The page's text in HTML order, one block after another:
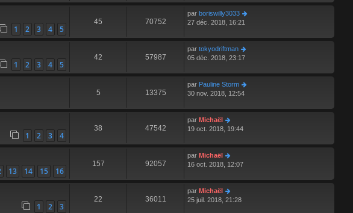
1 2 3 4 5
45 70752
par boriswilly3033
27 déc. 2018, 16:21
1 2 3 4 5
42 57987
par tokyodriftman
05 déc. 2018, 23:17
5 13375
par Pauline Storm
30 nov. 2018, 12:54
1 2 3 4
38 47542
par Michaël
19 oct. 2018, 19:44
13 14 15 16
157 92057
par Michaël
16 oct. 2018, 12:07
1 2 3
22 36011
par Michaël
25 juil. 2018, 21:28